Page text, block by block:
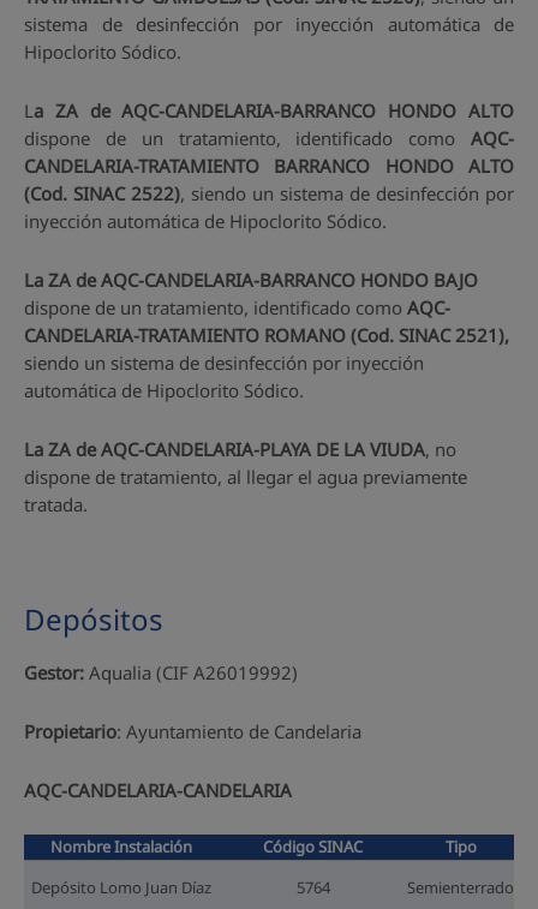
sistema de desinfección por inyección automática de
Hipoclorito Sódico.
L a ZA de AQC-CANDELARIA-BARRANCO HONDO ALTO
dispone de un tratamiento, identificado como AQC-
CANDELARIA-TRATAMIENTO BARRANCO HONDO ALTO
(Cod. SINAC 2522), siendo un sistema de desinfección por
inyección automática de Hipoclorito Sódico.
La ZA de AQC-CANDELARIA-BARRANCO HONDO BAJO
dispone de un tratamiento, identificado como AQC-
CANDELARIA-TRATAMIENTO ROMANO (Cod. SINAC 2521),
siendo un sistema de desinfección por inyección
automática de Hipoclorito Sódico.
La ZA de AQC-CANDELARIA-PLAYA DE LA VIUDA, no
dispone de tratamiento, al llegar el agua previamente
tratada.
Depósitos
Gestor: Aqualia (CIF A26019992)
Propietario: Ayuntamiento de Candelaria
AQC-CANDELARIA-CANDELARIA
Nombre Instalación Código SINAC
Tipo
Depósito Lomo Juan Díaz
5764 Semienterrado